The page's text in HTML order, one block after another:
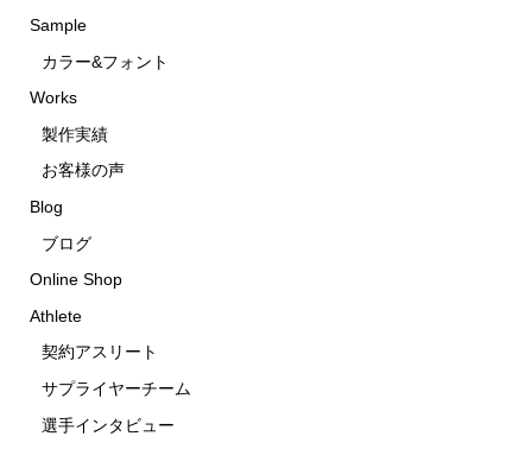
Sample
カラー&フォント
Works
製作実績
お客様の声
Blog
ブログ
Online Shop
Athlete
契約アスリート
サプライヤーチーム
選手インタビュー